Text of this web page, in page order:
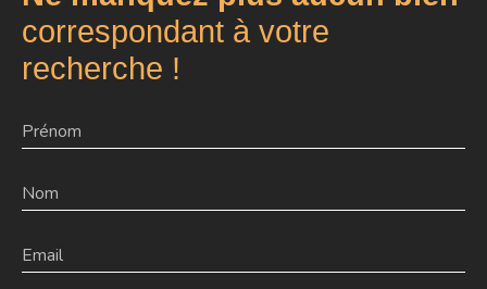
correspondant à votre
recherche !
Prénom
Nom
Email